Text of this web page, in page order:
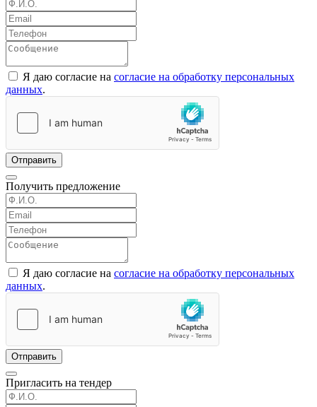
Я даю согласие на согласие на обработку персональных
данных.
Отправить
Получить предложение
Я даю согласие на согласие на обработку персональных
данных.
Отправить
Пригласить на тендер